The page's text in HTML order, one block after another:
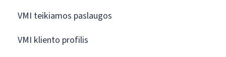
VMI teikiamos paslaugos
VMI kliento profilis